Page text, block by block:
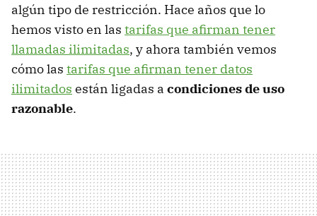
algún tipo de restricción. Hace años que lo
hemos visto en las tarifas que afirman tener
llamadas ilimitadas, y ahora también vemos
cómo las tarifas que afirman tener datos
ilimitados están ligadas a condiciones de uso
razonable.